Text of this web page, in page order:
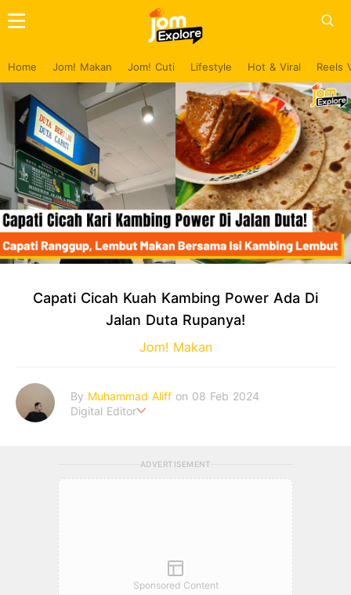
Home Jom! Makan Jom! Cuti Lifestyle Hot & Viral Reels
Capati Cicah Kuah Kambing Power Ada Di
Jalan Duta Rupanya!
Jom! Makan
By Muhammad Aliff on 08 Feb 2024
Digital Editor
ADVERTISEMENT
Sponsored Content